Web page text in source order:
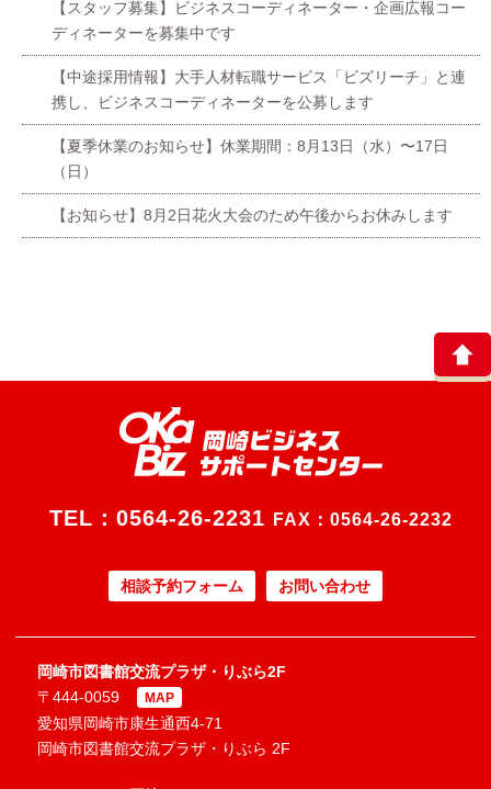
【スタッフ募集】ビジネスコーディネーター・企画広報コー
ディネーターを募集中です
【中途採用情報】大手人材転職サービス「ビズリーチ」と連
携し、ビジネスコーディネーターを公募します
【夏季休業のお知らせ】休業期間：8月13日（水）〜17日
（日）
【お知らせ】8月2日花火大会のため午後からお休みします
TEL： 0564-26-2231 FAX：0564-26-2232
相談予約フォーム お問い合わせ
岡崎市図書館交流プラザ・りぶら2F
〒444-0059
MAP
愛知県岡崎市康生通西4-71
岡崎市図書館交流プラザ・りぶら 2F